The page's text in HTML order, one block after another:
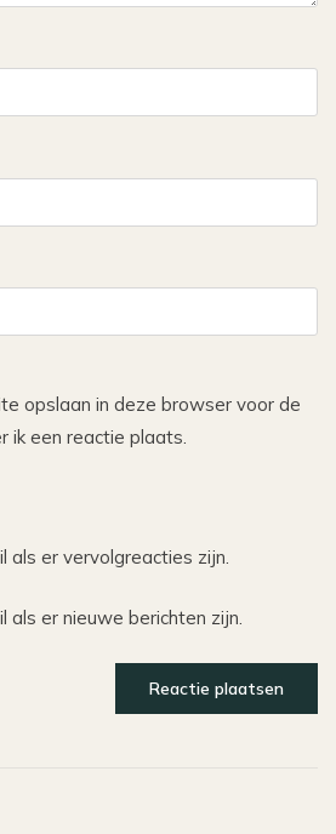
opslaan in deze browser voor de
ik een reactie plaats.
als er vervolgreacties zijn.
als er nieuwe berichten zijn.